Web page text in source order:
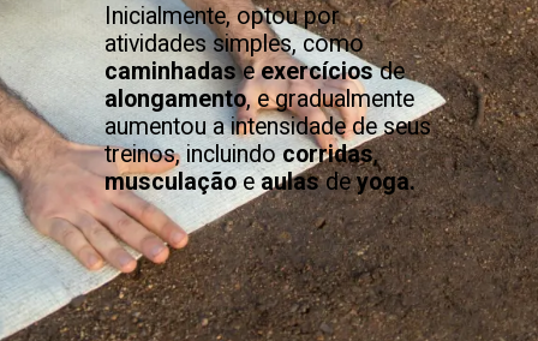
Inicialmente, optou por
atividades simples, como
caminhadaseexercíciosde
alongamento, e gradualmente
aumentou a intensidade de seus
treinos, incluindocorridas,
musculaçãoeaulasdeyoga.